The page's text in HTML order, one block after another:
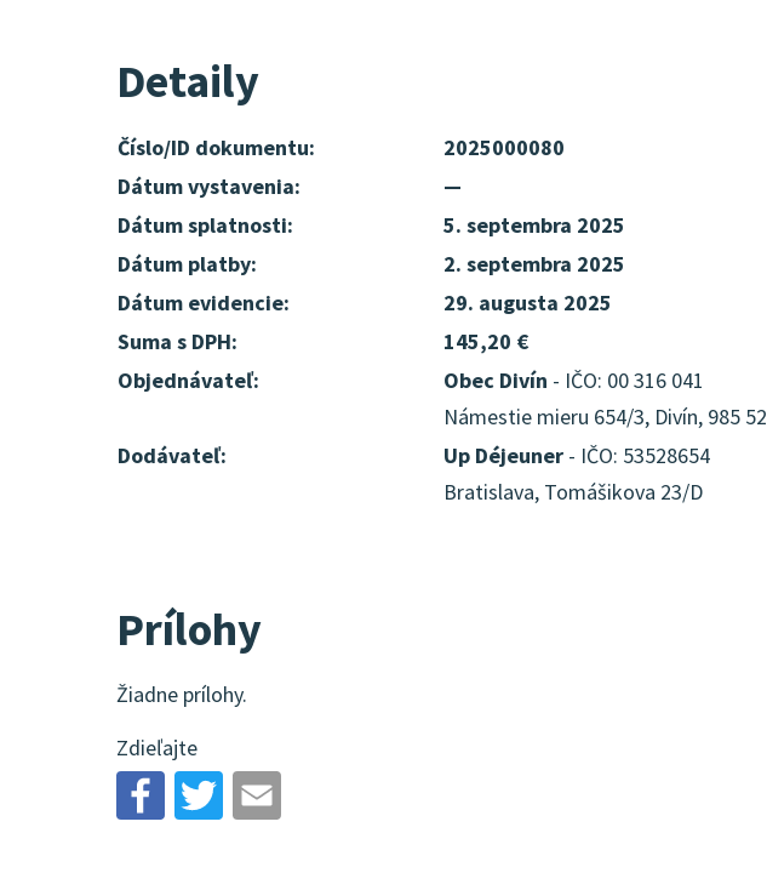
Detaily
Číslo/ID dokumentu:
2025000080
Dátum vystavenia:
—
Dátum splatnosti:
5. septembra 2025
Dátum platby:
2. septembra 2025
Dátum evidencie:
29. augusta 2025
Suma s DPH:
145,20 €
Objednávateľ:
Obec Divín - IČO: 00 316 041
Námestie mieru 654/3, Divín, 985 52
Dodávateľ:
Up Déjeuner - IČO: 53528654
Bratislava, Tomášikova 23/D
Prílohy
Žiadne prílohy.
Zdieľajte